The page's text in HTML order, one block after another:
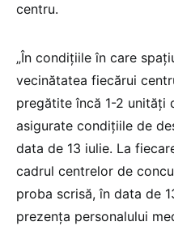
centru.
„În condițiile în care
vecinătatea fiecărui
pregătite încă 1-2 unități
asigurate condițiile de
data de 13 iulie. La
cadrul centrelor de
proba scrisă, în data de
prezența personalului